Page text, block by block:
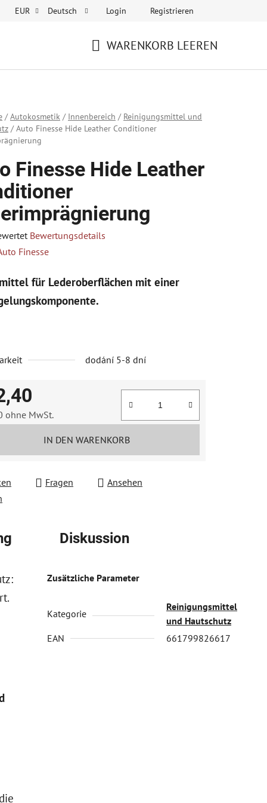
EUR Deutsch Login Registrieren
WARENKORB LEEREN
/ Autokosmetik / Innenbereich / Reinigungsmittel und
/ Auto Finesse Hide Leather Conditioner
Finesse Hide Leather
Bewertungsdetails
Finesse
für Lederoberflächen mit einer
dodání 5-8 dní
ohne MwSt.
IN DEN WARENKORB
Fragen
Ansehen
Diskussion
Zusätzliche Parameter
Kategorie
Reinigungsmittel
und Hautschutz
EAN
661799826617